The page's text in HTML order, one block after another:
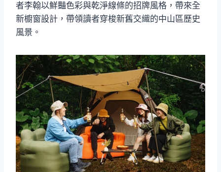
者李翰以鮮豔色彩與乾淨線條的招牌風格，帶來全
新櫥窗設計，帶領讀者穿梭新舊交織的中山區歷史
風景。